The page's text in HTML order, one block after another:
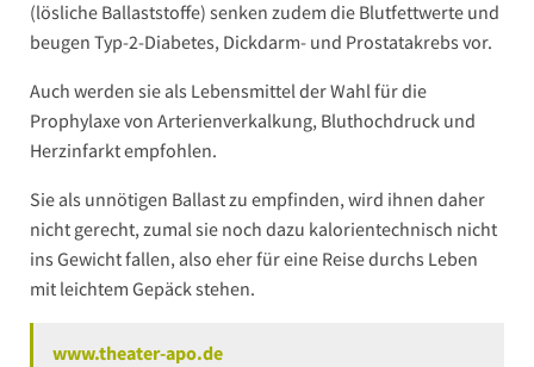
(lösliche Ballaststoffe) senken zudem die Blutfettwerte und
beugen Typ-2-Diabetes, Dickdarm- und Prostatakrebs vor.
Auch werden sie als Lebensmittel der Wahl für die
Prophylaxe von Arterienverkalkung, Bluthochdruck und
Herzinfarkt empfohlen.
Sie als unnötigen Ballast zu empfinden, wird ihnen daher
nicht gerecht, zumal sie noch dazu kalorientechnisch nicht
ins Gewicht fallen, also eher für eine Reise durchs Leben
mit leichtem Gepäck stehen.
www.theater-apo.de